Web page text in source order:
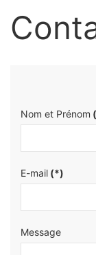
Nom et Prénom
E-mail (*)
Message